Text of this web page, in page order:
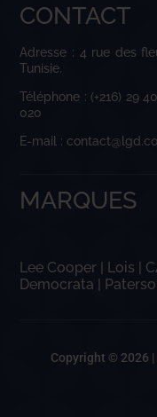
CONTACT
Adresse : 4 rue des
Tunisie.
Téléphone : (+216) 29
020
E-mail :
MARQUES
Lee Cooper | Lois |
Democrata |
Copyright © 2026 |